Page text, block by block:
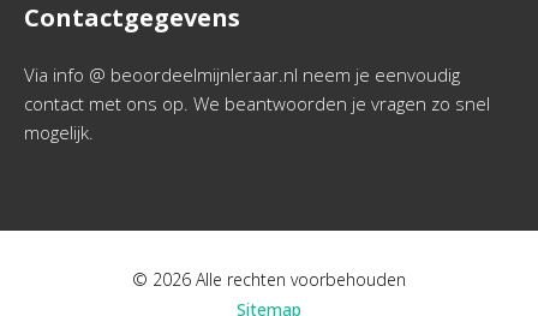
Contactgegevens
Via info @ beoordeelmijnleraar.nl neem je eenvoudig
contact met ons op. We beantwoorden je vragen zo snel
mogelijk.
© 2026 Alle rechten voorbehouden
Sitemap